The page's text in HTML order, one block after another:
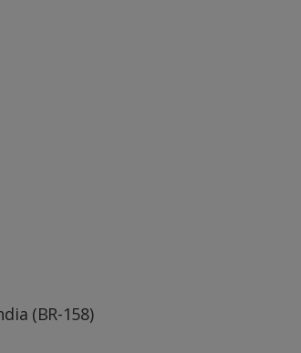
(BR-158)